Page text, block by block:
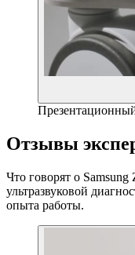
Отзывы
Что говорят о
ультразвуковой
опыта работы.